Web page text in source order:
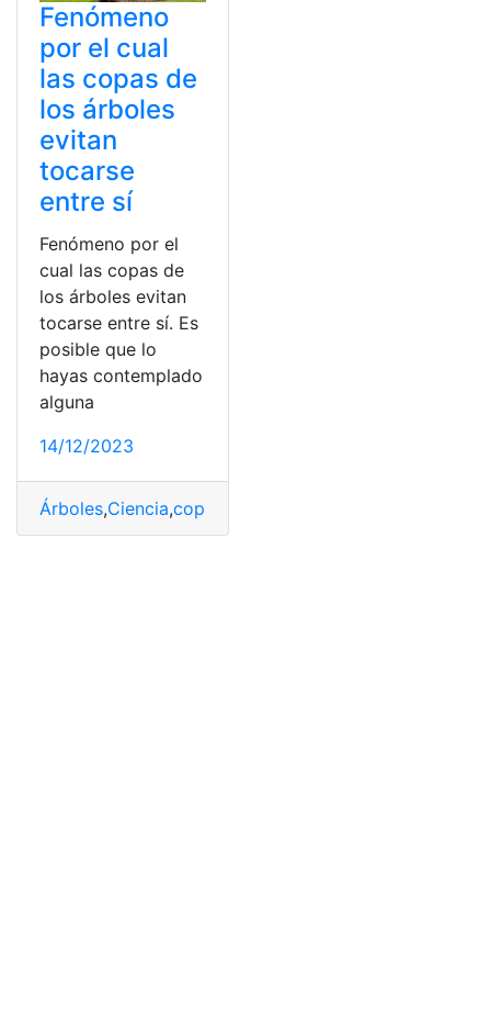
Fenómeno
por el cual
las copas de
los árboles
evitan
tocarse
entre sí
Fenómeno por el
cual las copas de
los árboles evitan
tocarse entre sí. Es
posible que lo
hayas contemplado
alguna
14/12/2023
Árboles,Ciencia,copas